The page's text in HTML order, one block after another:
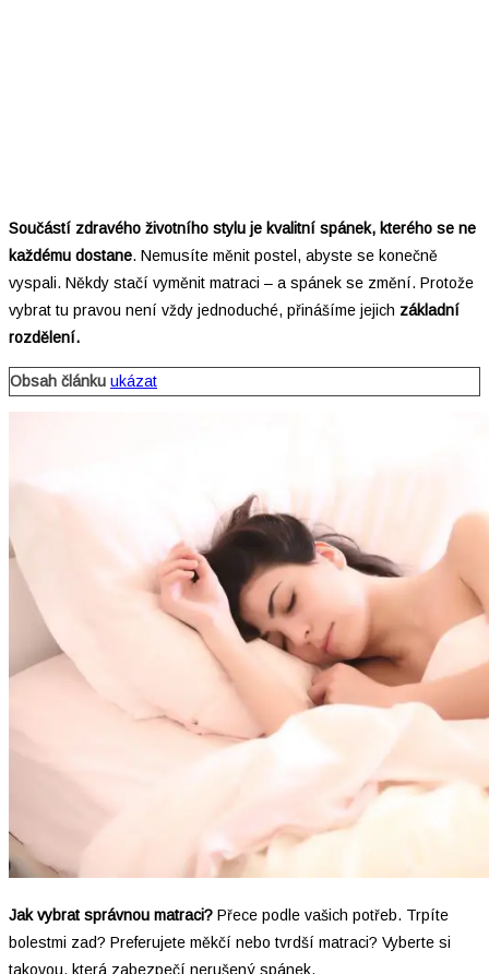
Součástí zdravého životního stylu je kvalitní spánek, kterého se ne
každému dostane. Nemusíte měnit postel, abyste se konečně
vyspali. Někdy stačí vyměnit matraci – a spánek se změní. Protože
vybrat tu pravou není vždy jednoduché, přinášíme jejich základní
rozdělení.
Obsah článku ukázat
Jak vybrat správnou matraci? Přece podle vašich potřeb. Trpíte
bolestmi zad? Preferujete měkčí nebo tvrdší matraci? Vyberte si
takovou, která zabezpečí nerušený spánek.